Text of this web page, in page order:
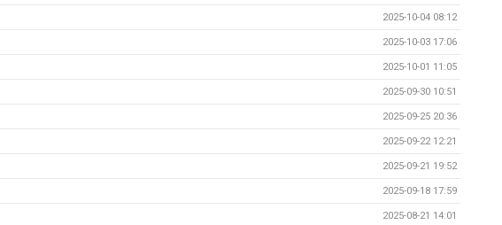
2025-10-04 08:12
2025-10-03 17:06
2025-10-01 11:05
2025-09-30 10:51
2025-09-25 20:36
2025-09-22 12:21
2025-09-21 19:52
2025-09-18 17:59
2025-08-21 14:01